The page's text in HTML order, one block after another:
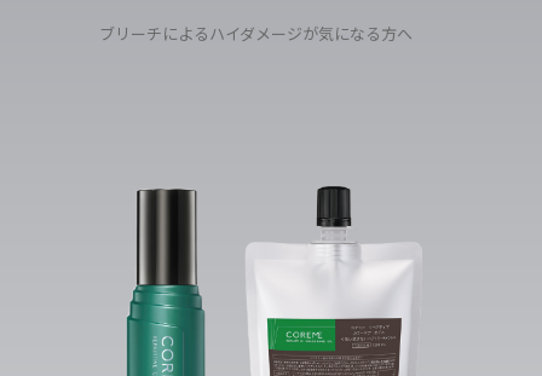
ブリーチによるハイダメージが気になる方へ